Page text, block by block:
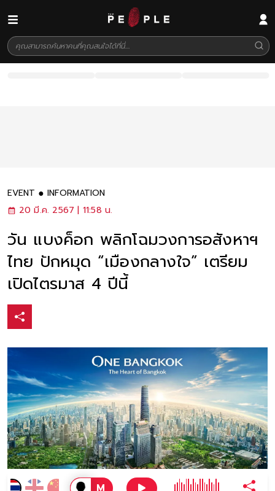
EVENT
INFORMATION
20 มี.ค. 2567 | 11:58 น.
วัน แบงค็อก พลิกโฉมวงการอสังหาฯ
ไทย ปักหมุด “เมืองกลางใจ” เตรียม
เปิดไตรมาส 4 ปีนี้